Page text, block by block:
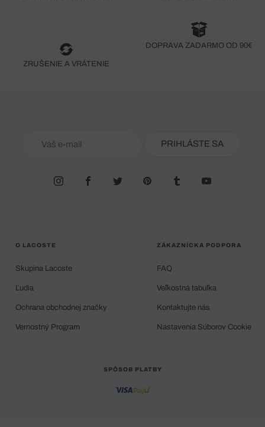
ZRUŠENIE A VRÁTENIE
DOPRAVA ZADARMO OD 90€
PRIHLÁSTE SA
O LACOSTE
Skupina Lacoste
Ľudia
Ochrana obchodnej značky
Vernostný Program
ZÁKAZNÍCKA PODPORA
FAQ
Veľkostná tabuľka
Kontaktujte nás
Nastavenia Súborov Cookie
SPÔSOB PLATBY